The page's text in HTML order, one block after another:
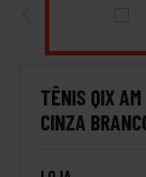
TÊNIS QIX
CINZA